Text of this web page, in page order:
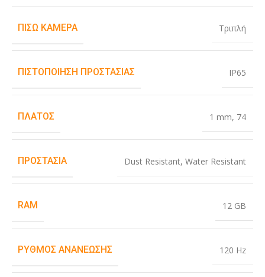
ΠΊΣΩ ΚΆΜΕΡΑ Τριπλή
ΠΙΣΤΟΠΟΊΗΣΗ ΠΡΟΣΤΑΣΊΑΣ IP65
ΠΛΆΤΟΣ 1 mm, 74
ΠΡΟΣΤΑΣΊΑ Dust Resistant, Water Resistant
RAM 12 GB
ΡΥΘΜΌΣ ΑΝΑΝΈΩΣΗΣ 120 Hz